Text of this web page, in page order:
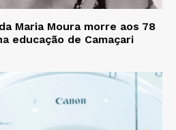
Maria Moura morre aos 78
educação de Camaçari